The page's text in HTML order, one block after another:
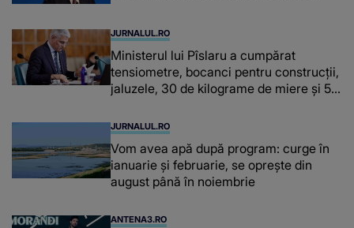
JURNALUL.RO
Ministerul lui Pîslaru a cumpărat
tensiometre, bocanci pentru construcții,
jaluzele, 30 de kilograme de miere și 50
JURNALUL.RO
Vom avea apă după program: curge în
ianuarie și februarie, se oprește din
august până în noiembrie
ANTENA3.RO